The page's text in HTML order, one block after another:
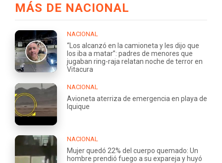
MÁS DE NACIONAL
NACIONAL
“Los alcanzó en la camioneta y les dijo que
los iba a matar”: padres de menores que
jugaban ring-raja relatan noche de terror en
Vitacura
NACIONAL
Avioneta aterriza de emergencia en playa de
Iquique
NACIONAL
Mujer quedó 22% del cuerpo quemado: Un
hombre prendió fuego a su expareja y huyó